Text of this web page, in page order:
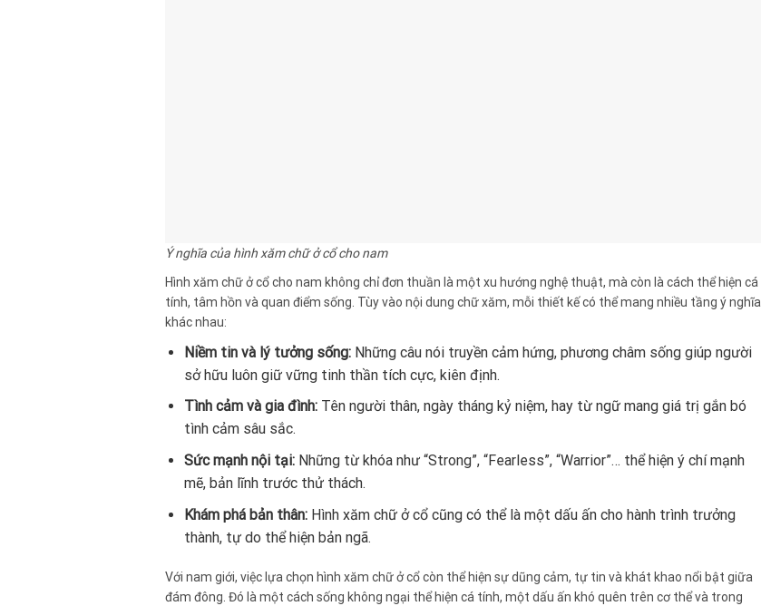
Ý nghĩa của hình xăm chữ ở cổ cho nam
Hình xăm chữ ở cổ cho nam không chỉ đơn thuần là một xu hướng nghệ thuật, mà còn là cách thể hiện cá
tính, tâm hồn và quan điểm sống. Tùy vào nội dung chữ xăm, mỗi thiết kế có thể mang nhiều tầng ý nghĩa
khác nhau:
Niềm tin và lý tưởng sống:Những câu nói truyền cảm hứng, phương châm sống giúp người
sở hữu luôn giữ vững tinh thần tích cực, kiên định.
Tình cảm và gia đình:Tên người thân, ngày tháng kỷ niệm, hay từ ngữ mang giá trị gắn bó
tình cảm sâu sắc.
Sức mạnh nội tại:Những từ khóa như “Strong”, “Fearless”, “Warrior”… thể hiện ý chí mạnh
mẽ, bản lĩnh trước thử thách.
Khám phá bản thân:Hình xăm chữ ở cổ cũng có thể là một dấu ấn cho hành trình trưởng
thành, tự do thể hiện bản ngã.
Với nam giới, việc lựa chọn hình xăm chữ ở cổ còn thể hiện sự dũng cảm, tự tin và khát khao nổi bật giữa
đám đông. Đó là một cách sống không ngại thể hiện cá tính, một dấu ấn khó quên trên cơ thể và trong